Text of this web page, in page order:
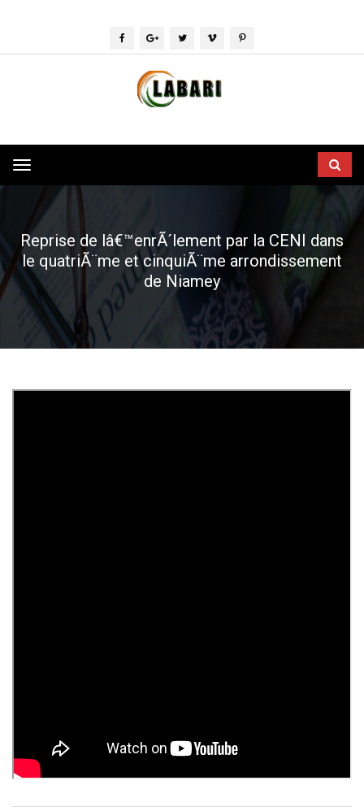
Toggle
navigation
Reprise de lâ€™enrÃ´lement par la CENI dans
le quatriÃ¨me et cinquiÃ¨me arrondissement
de Niamey